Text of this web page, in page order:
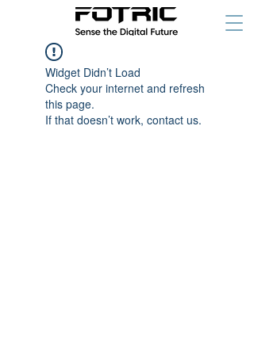
Widget Didn’t Load
Check your internet and refresh
this page.
If that doesn’t work, contact us.